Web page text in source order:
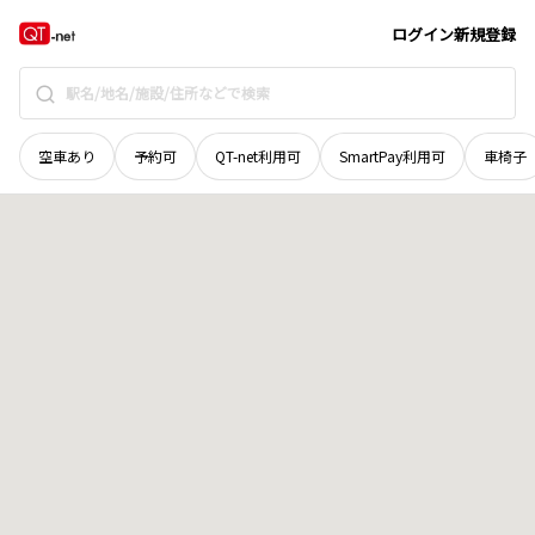
ログイン新規登録
空車あり 予約可 QT-net利用可 SmartPay利用可 車椅子
宮城県